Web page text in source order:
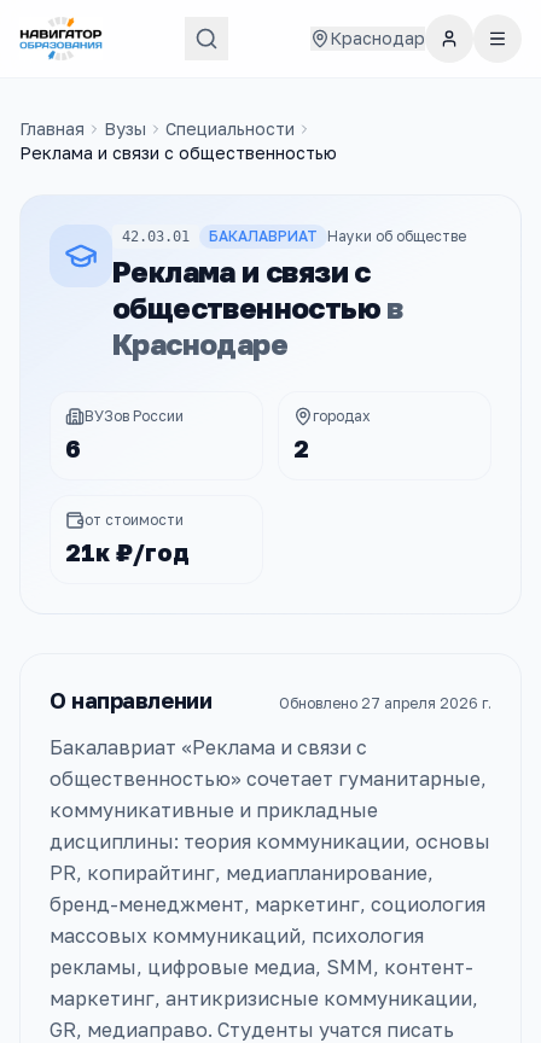
Краснодар
Главная Вузы
Специальности
Реклама и связи с общественностью
42.03.01 БАКАЛАВРИАТ Науки об обществе
Реклама и связи с
общественностью в
Краснодаре
ВУЗов России
6
городах
2
от стоимости
21к ₽/год
О направлении Обновлено 27 апреля 2026 г.
Бакалавриат «Реклама и связи с
общественностью» сочетает гуманитарные,
коммуникативные и прикладные
дисциплины: теория коммуникации, основы
PR, копирайтинг, медиапланирование,
бренд-менеджмент, маркетинг, социология
массовых коммуникаций, психология
рекламы, цифровые медиа, SMM, контент-
маркетинг, антикризисные коммуникации,
GR, медиаправо. Студенты учатся писать